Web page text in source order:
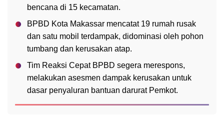
bencana di 15 kecamatan.
BPBD Kota Makassar mencatat 19 rumah rusak
dan satu mobil terdampak, didominasi oleh pohon
tumbang dan kerusakan atap.
Tim Reaksi Cepat BPBD segera merespons,
melakukan asesmen dampak kerusakan untuk
dasar penyaluran bantuan darurat Pemkot.